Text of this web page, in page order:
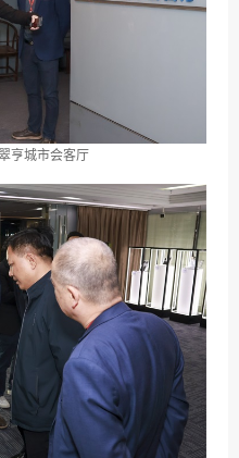
亨城市会客厅